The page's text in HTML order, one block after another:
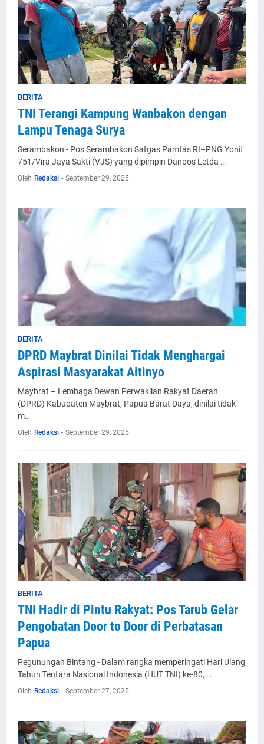
BERITA
TNI Terangi Kampung Wanbakon dengan
Lampu Tenaga Surya
Serambakon - Pos Serambakon Satgas Pamtas RI–PNG Yonif
751/Vira Jaya Sakti (VJS) yang dipimpin Danpos Letda …
Oleh Redaksi - September 29, 2025
BERITA
DPRD Maybrat Dinilai Tidak Menghargai
Aspirasi Masyarakat Aitinyo
Maybrat – Lembaga Dewan Perwakilan Rakyat Daerah
(DPRD) Kabupaten Maybrat, Papua Barat Daya, dinilai tidak
m…
Oleh Redaksi - September 29, 2025
BERITA
TNI Hadir di Pintu Rakyat: Pos Tarub Gelar
Pengobatan Door to Door di Perbatasan
Papua
Pegunungan Bintang - Dalam rangka memperingati Hari Ulang
Tahun Tentara Nasional Indonesia (HUT TNI) ke-80, …
Oleh Redaksi - September 27, 2025